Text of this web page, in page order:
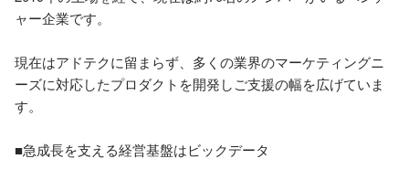
ャー企業です。
現在はアドテクに留まらず、多くの業界のマーケティングニ
ーズに対応したプロダクトを開発しご支援の幅を広げていま
す。
■急成長を支える経営基盤はビックデータ